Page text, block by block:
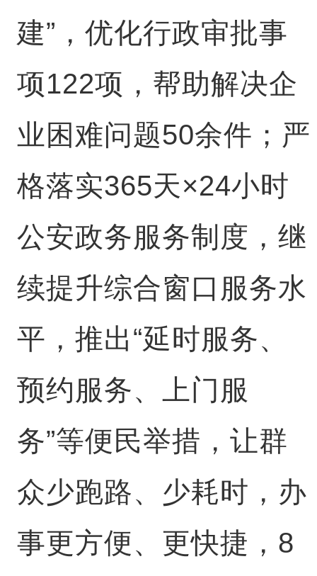
建”，优化行政审批事
项122项，帮助解决企
业困难问题50余件；严
格落实365天×24小时
公安政务服务制度，继
续提升综合窗口服务水
平，推出“延时服务、
预约服务、上门服
务”等便民举措，让群
众少跑路、少耗时，办
事更方便、更快捷，8